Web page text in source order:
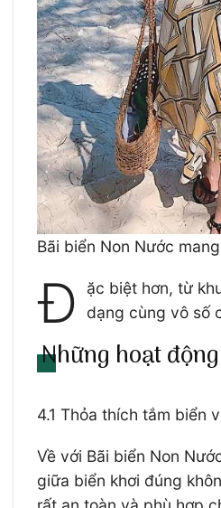
Bãi biển Non Nước
Đ
ặc biệt hơn, từ
dạng cùng vô số
Những hoạt
4.1 Thỏa thích tắm biển
Về với Bãi biển Non
giữa biển khơi đúng